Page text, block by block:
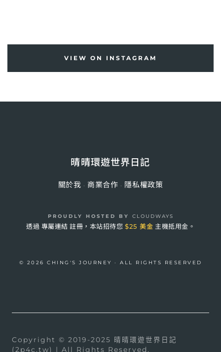
VIEW ON INSTAGRAM
晴晴環遊世界日記
關於我 · 商業合作 · 隱私權政策
PROUDLY HOSTED BY CLOUDWAYS
透過 專屬連結 註冊，本站招待您 $25 美金 主機抵用金。
© 2026 CHING'S JOURNEY · ALL RIGHTS RESERVED
Copyright © 2019-2025 晴晴環遊世界日記
(2p4c.tw) | All Rights Reserved.